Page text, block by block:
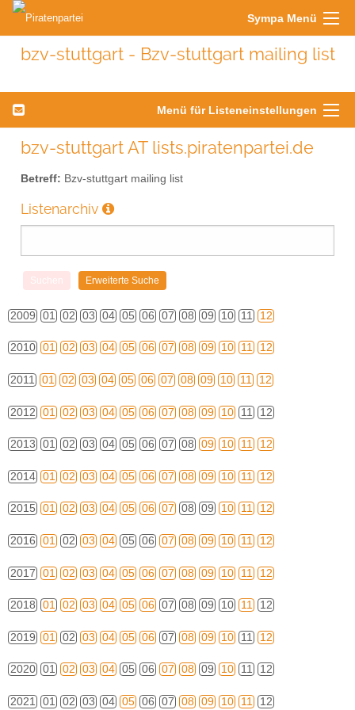
Sympa Menü
bzv-stuttgart - Bzv-stuttgart mailing list
Menü für Listeneinstellungen
bzv-stuttgart AT lists.piratenpartei.de
Betreff: Bzv-stuttgart mailing list
Listenarchiv
2009 01 02 03 04 05 06 07 08 09 10 11 12
2010 01 02 03 04 05 06 07 08 09 10 11 12
2011 01 02 03 04 05 06 07 08 09 10 11 12
2012 01 02 03 04 05 06 07 08 09 10 11 12
2013 01 02 03 04 05 06 07 08 09 10 11 12
2014 01 02 03 04 05 06 07 08 09 10 11 12
2015 01 02 03 04 05 06 07 08 09 10 11 12
2016 01 02 03 04 05 06 07 08 09 10 11 12
2017 01 02 03 04 05 06 07 08 09 10 11 12
2018 01 02 03 04 05 06 07 08 09 10 11 12
2019 01 02 03 04 05 06 07 08 09 10 11 12
2020 01 02 03 04 05 06 07 08 09 10 11 12
2021 01 02 03 04 05 06 07 08 09 10 11 12